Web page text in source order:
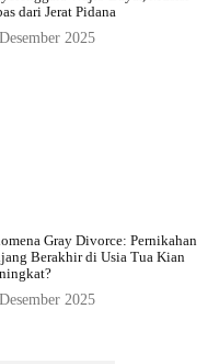
dari Jerat Pidana
2025
Gray Divorce: Pernikahan
Berakhir di Usia Tua Kian
2025